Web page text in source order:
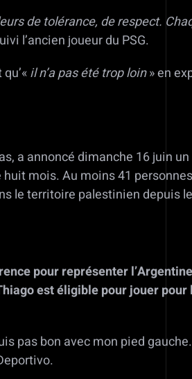
de tolérance, de respect.
l’ancien joueur du PSG.
il n’a pas été trop loin» en
a annoncé dimanche 16 juin
mois. Au moins 41
le territoire palestinien depuis
pour représenter
est éligible pour jouer
pas bon avec mon pied